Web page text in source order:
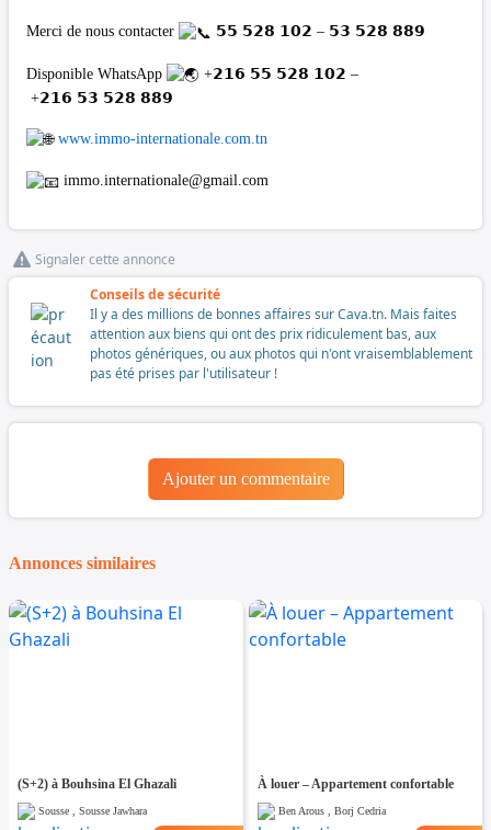
Merci de nous contacter 𝟱𝟱 𝟱𝟮𝟴 𝟭𝟬𝟮 – 𝟱𝟯 𝟱𝟮𝟴 𝟴𝟴𝟵
Disponible WhatsApp
+𝟮𝟭𝟲 𝟱𝟱 𝟱𝟮𝟴 𝟭𝟬𝟮 –
+𝟮𝟭𝟲 𝟱𝟯 𝟱𝟮𝟴 𝟴𝟴𝟵
www.immo-internationale.com.tn
immo.internationale@gmail.com
Signaler cette annonce
Conseils de sécurité
Il y a des millions de bonnes affaires sur Cava.tn. Mais faites
attention aux biens qui ont des prix ridiculement bas, aux
photos génériques, ou aux photos qui n'ont vraisemblablement
pas été prises par l'utilisateur !
Ajouter un commentaire
Annonces similaires
(S+2) à Bouhsina El Ghazali
Sousse , Sousse Jawhara
À louer – Appartement confortable
Ben Arous , Borj Cedria